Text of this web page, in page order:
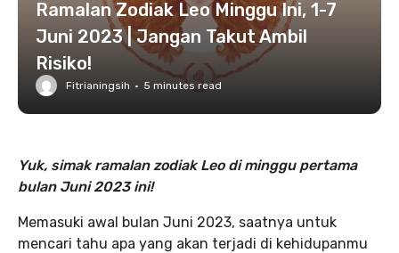
Ramalan Zodiak Leo Minggu Ini, 1-7
Juni 2023 | Jangan Takut Ambil
Risiko!
Fitrianingsih · 5 minutes read
Yuk, simak ramalan zodiak Leo di minggu pertama
bulan Juni 2023 ini!
Memasuki awal bulan Juni 2023, saatnya untuk
mencari tahu apa yang akan terjadi di kehidupanmu